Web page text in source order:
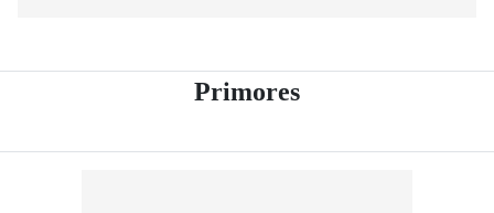
Primores- Periódico El